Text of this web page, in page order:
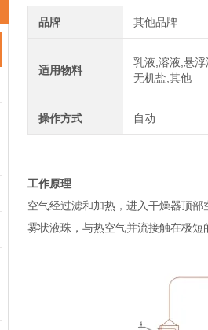
品牌 其他品牌
适用物料
乳液,溶液,悬
无机盐,其他
操作方式 自动
工作原理
空气经过滤和加热，进入干燥器顶
雾状液珠，与热空气并流接触在极短